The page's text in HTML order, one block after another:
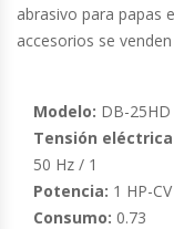
Exprimidor De
Extractoras De Jugos
Fabricadoras De Hielo
abrasivo para papas
accesorios se
Modelo: DB-25HD
Tensión
50 Hz / 1
Potencia: 1 HP-CV
Consumo: 0.73